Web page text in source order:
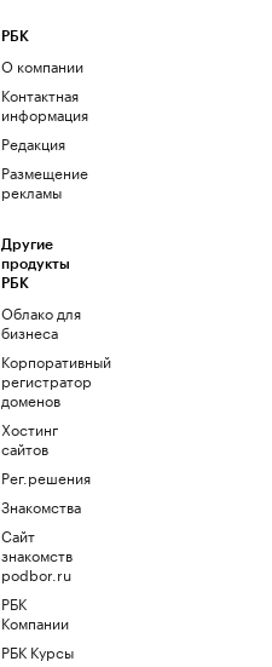
РБК
О компании
Контактная
информация
Редакция
Размещение
рекламы
Другие
продукты
РБК
Облако для
бизнеса
Корпоративный
регистратор
доменов
Хостинг
сайтов
Рег.решения
Знакомства
Сайт
знакомств
podbor.ru
РБК
Компании
РБК Курсы